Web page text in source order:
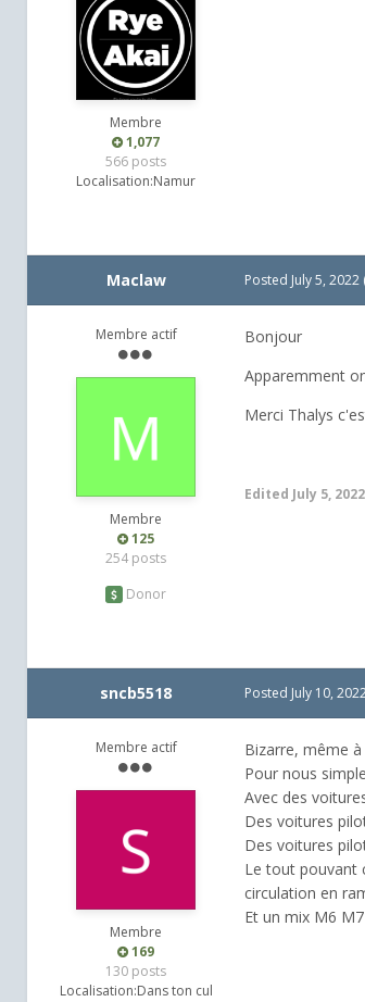
Membre
1,077
566 posts
Localisation:Namur
Maclaw
Membre actif
Membre
125
254 posts
Donor
Posted July 5, 2022
Bonjour
Apparemment
Merci Thalys
Edited July 5, 2022
sncb5518
Membre actif
Membre
169
130 posts
Localisation:Dans ton cul
Posted July 10,
Bizarre, même
Pour nous
Avec des
Des voitures
Des voitures
Le tout pouvant
circulation en
Et un mix M6